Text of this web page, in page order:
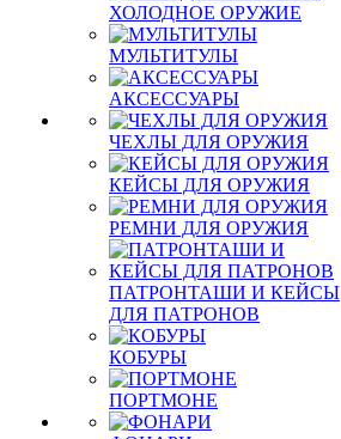
ХОЛОДНОЕ ОРУЖИЕ
МУЛЬТИТУЛЫ
АКСЕССУАРЫ
ЧЕХЛЫ ДЛЯ ОРУЖИЯ
КЕЙСЫ ДЛЯ ОРУЖИЯ
РЕМНИ ДЛЯ ОРУЖИЯ
ПАТРОНТАШИ И КЕЙСЫ
ДЛЯ ПАТРОНОВ
КОБУРЫ
ПОРТМОНЕ